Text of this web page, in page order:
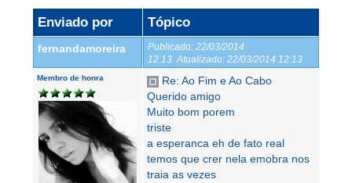
Enviado por Tópico
fernandamoreira Publicado: 22/03/2014
12:13 Atualizado: 22/03/2014 12:13
Membro de honra
Re: Ao Fim e Ao Cabo
Querido amigo
Muito bom porem
triste
a esperanca eh de fato real
temos que crer nela emobra nos
traia as vezes